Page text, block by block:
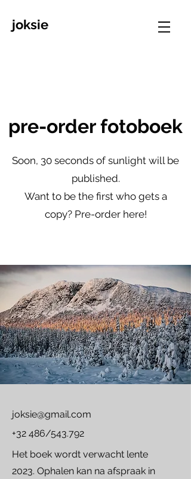
joksie
pre-order fotoboek
Soon, 30 seconds of sunlight will be
published.
Want to be the first who gets a
copy? Pre-order here!
joksie@gmail.com
+32 486/543.792
Het boek wordt verwacht lente
2023. Ophalen kan na afspraak in